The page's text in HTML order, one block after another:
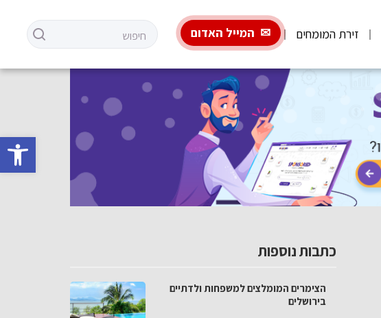
פתח
זירת המומחים המייל האדום
כתבות נוספות
הצימרים המומלצים למשפחות ולדתיים
בירושלים